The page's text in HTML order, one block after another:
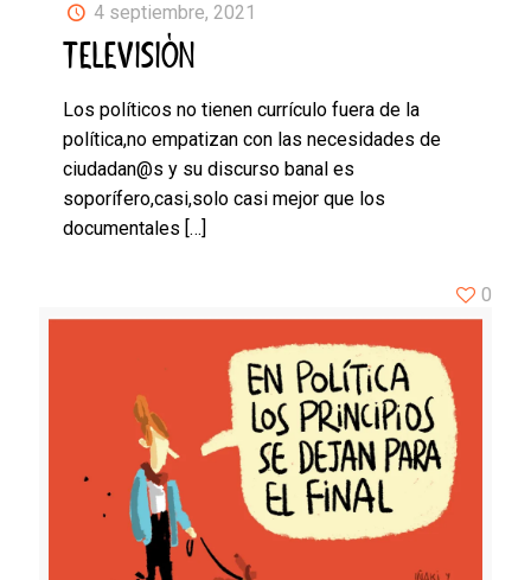
4 septiembre, 2021
TELEVISIÓN
Los políticos no tienen currículo fuera de la
política,no empatizan con las necesidades de
ciudadan@s y su discurso banal es
soporífero,casi,solo casi mejor que los
documentales […]
0